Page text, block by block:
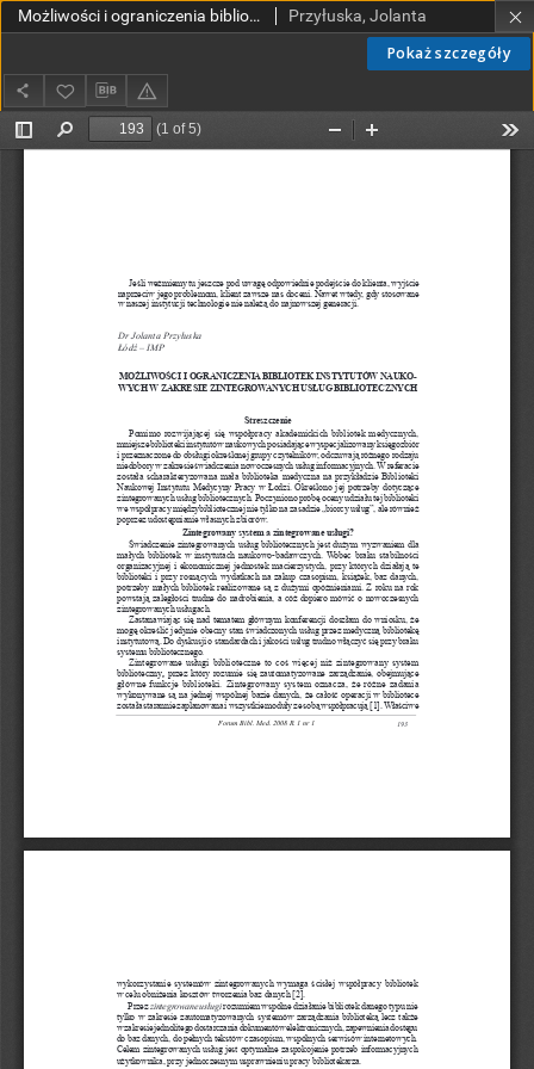
Pokaż szczegóły
Możliwości i ograniczenia bibliotek instytutów naukowych w zakresie zintegrowanych usług bibiotecznych Przyłuska, Jolanta